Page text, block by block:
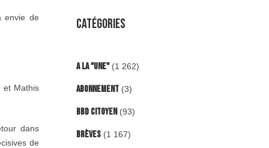
envie de
et Mathis
dans
de
CATÉGORIES
A la "Une"(1 262)
Abonnement(3)
BBD Citoyen (93)
Brèves(1 167)